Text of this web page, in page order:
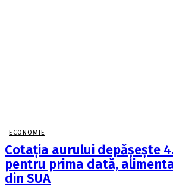
ECONOMIE
Cotația aurului depășește
pentru prima dată,
din SUA